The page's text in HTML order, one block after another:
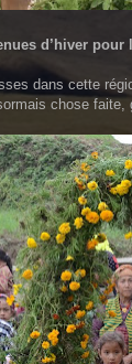
d’hiver pour
dans cette
chose